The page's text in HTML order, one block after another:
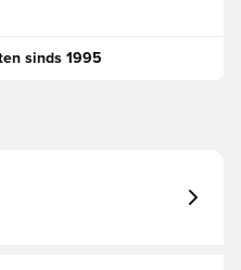
sinds 1995